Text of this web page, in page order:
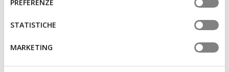
tue impostazioni, visita la nostra
PREFERENZE
STATISTICHE
MARKETING
Design sans fermeture, pour un enfilage plus rapide;
Semelle intérieure amovible